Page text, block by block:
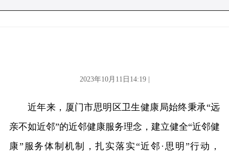
2023年10月11日14:19 |
近年来，厦门市思明区卫生健康局始终秉承“远
亲不如近邻”的近邻健康服务理念，建立健全“近邻健
康”服务体制机制，扎实落实“近邻·思明”行动，